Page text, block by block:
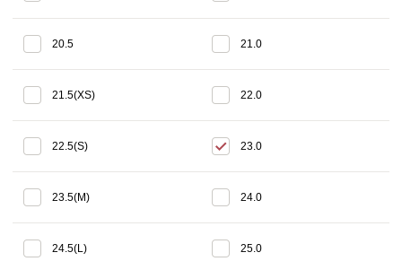
20.5 21.0
21.5(XS) 22.0
22.5(S) 23.0
23.5(M) 24.0
24.5(L) 25.0